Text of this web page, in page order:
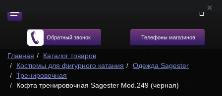
Обратный звонок Телефоны магазинов
Главная
Каталог товаров
Костюмы для фигурного катания
Одежда Sagester
Тренировочная
Кофта тренировочная Sagester Mod.249 (черная)